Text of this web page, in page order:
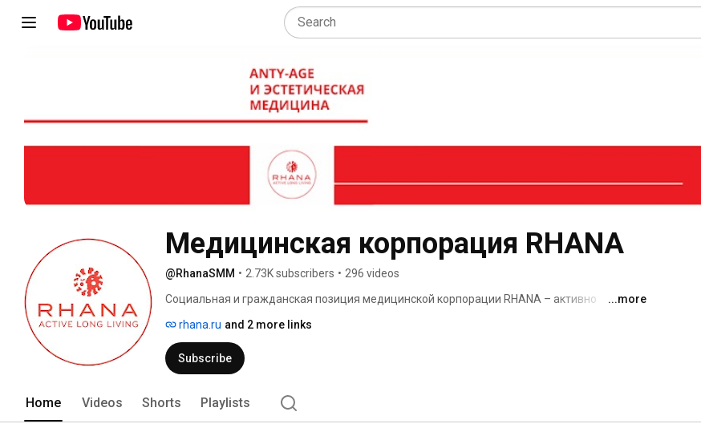
Медицинская корпорация RHANA
@RhanaSMM • 2.73K subscribers • 296 videos
Социальная и гражданская позиция медицинской корпорации RHANA – активно
Биомедицинские технологии, направленные на предупреждение возрастных изменений,
находят и будут находить широкое применение в практике RHANA.
...more
rhana.ru and 2 more links
Subscribe
Home Videos Shorts Playlists